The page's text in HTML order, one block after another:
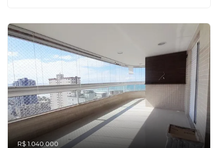
R$ 1.040.000